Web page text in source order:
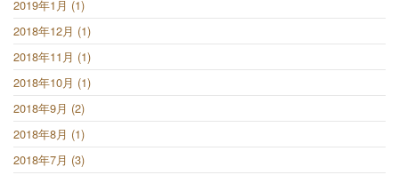
2019年1月 (1)
2018年12月 (1)
2018年11月 (1)
2018年10月 (1)
2018年9月 (2)
2018年8月 (1)
2018年7月 (3)